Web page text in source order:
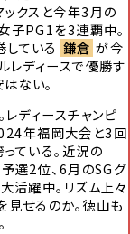
クスと今年3月の
子PG1を3連覇中。
ている 鎌倉 が今
レディースで優勝す
ない。
レディースチャンピ
年福岡大会と3回
ている。近況の
選2位、6月のSGグ
活躍中。リズム上々
見せるのか。徳山も